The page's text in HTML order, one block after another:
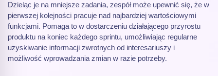
Dzieląc je na mniejsze zadania, zespół może upewnić się, że w
pierwszej kolejności pracuje nad najbardziej wartościowymi
funkcjami. Pomaga to w dostarczeniu działającego przyrostu
produktu na koniec każdego sprintu, umożliwiając regularne
uzyskiwanie informacji zwrotnych od interesariuszy i
możliwość wprowadzania zmian w razie potrzeby.